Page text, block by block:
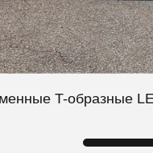
T-образные